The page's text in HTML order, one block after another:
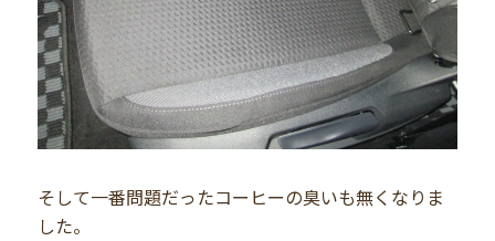
そして一番問題だったコーヒーの臭いも無くなりま
した。